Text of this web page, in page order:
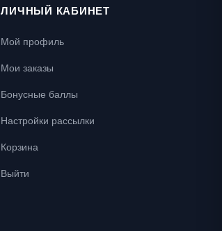
ЛИЧНЫЙ КАБИНЕТ
Мой профиль
Мои заказы
Бонусные баллы
Настройки рассылки
Корзина
Выйти